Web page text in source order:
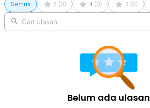
Semua 5 (0) 4 (0) 3 (0)
Cari Ulasan
Belum ada ulasan